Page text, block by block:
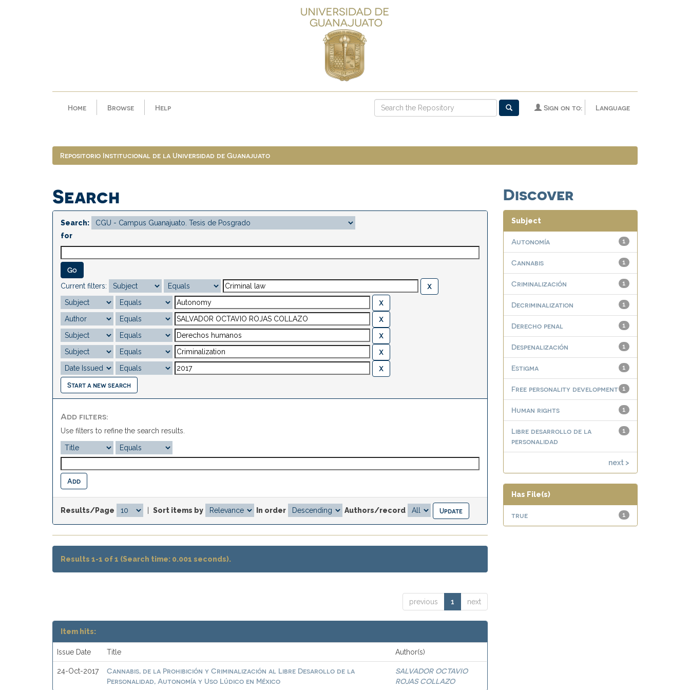
Home Browse Help Language
Sign on to:
Repositorio Institucional de la Universidad de Guanajuato
Search
Search:
for
Current filters:
Start a new search
Add filters:
Use filters to refine the search results.
Results/Page Sort items by In order Authors/record
Results 1-1 of 1 (Search time: 0.001 seconds).
previous 1 next
Item hits:
Issue Date Title Author(s)
24-Oct-2017
Cannabis, de la Prohibición y Criminalización al Libre Desarollo de la
Personalidad, Autonomía y Uso Lúdico en México
SALVADOR OCTAVIO
ROJAS COLLAZO
Discover
Subject
1
Autonomía
1
Cannabis
1
Criminalización
1
Decriminalization
1
Derecho penal
1
Despenalización
1
Estigma
1
Free personality development
1
Human rights
1
Libre desarrollo de la
personalidad
next >
Has File(s)
1
true